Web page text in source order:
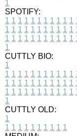
1
SPOTIFY:
1 1 1 1 1 1 1 1 1 1 1
1 1 1 1 1 1 1 1 1 1 1
1 1 1 1 1 1 1 1 1 1 1
1
CUTTLY BIO:
1
1 1 1 1 1 1 1 1 1 1 1
1 1 1 1 1 1 1 1 1 1 1
1 1 1 1 1 1 1 1 1 1 1
1
CUTTLY OLD:
1
1 1 1 1 1 1 1 1 1 1